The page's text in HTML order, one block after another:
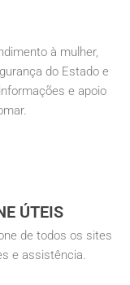
à mulher,
do Estado e
e apoio
ÚTEIS
de todos os sites
e assistência.